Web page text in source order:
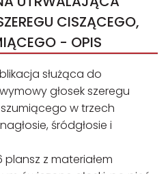
CISZĄCEGO,
- OPIS
służąca do
głosek szeregu
w trzech
śródgłosie i
z materiałem